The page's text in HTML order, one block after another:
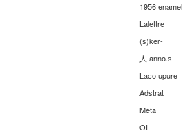
1956 enamel
Lalettre
(s)ker-
人 anno.s
Laco upure
Adstrat
Méta
OI